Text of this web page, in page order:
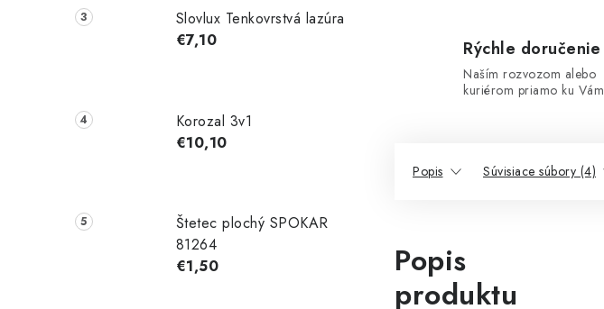
Slovlux Tenkovrstvá lazúra
€7,10
Korozal 3v1
€10,10
Štetec plochý SPOKAR
81264
€1,50
Rýchle doručenie
Naším rozvozom alebo
kuriérom priamo ku Vám
Popis Súvisiace súbory (4)
Popis
produktu